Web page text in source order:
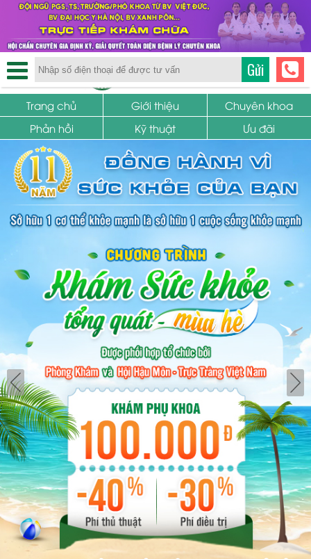
TRUNG TÂM PHỤ KHOA
SỨC KHỎE SINH SẢN
Trang chủ Giới thiệu
Chuyên khoa
Phản hồi
Kỹ thuật Ưu đãi
Gửi